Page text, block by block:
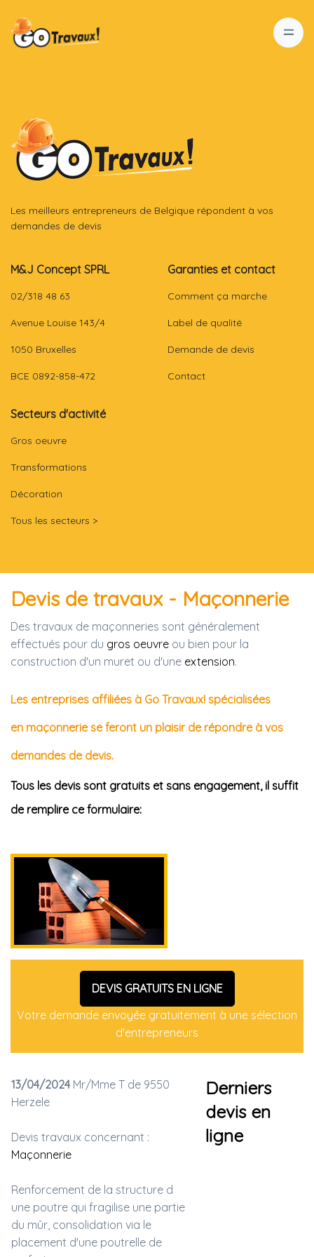
Les meilleurs entrepreneurs de Belgique répondent à vos
demandes de devis
M&J Concept SPRL
02/318 48 63
Avenue Louise 143/4
1050 Bruxelles
BCE 0892-858-472
Garanties et contact
Comment ça marche
Label de qualité
Demande de devis
Contact
Secteurs d'activité
Gros oeuvre
Transformations
Décoration
Tous les secteurs >
Devis de travaux - Maçonnerie
Des travaux de maçonneries sont généralement
effectués pour du gros oeuvre ou bien pour la
construction d'un muret ou d'une extension.
Les entreprises affiliées à Go Travaux! spécialisées
en maçonnerie se feront un plaisir de répondre à vos
demandes de devis.
Tous les devis sont gratuits et sans engagement, il suffit
de remplire ce formulaire:
DEVIS GRATUITS EN LIGNE
Votre demande envoyée gratuitement à une sélection
d'entrepreneurs
13/04/2024 Mr/Mme T de 9550
Herzele
Devis travaux concernant :
Maçonnerie
Renforcement de la structure d
une poutre qui fragilise une partie
du mûr, consolidation via le
placement d'une poutrelle de
Derniers
devis en
ligne